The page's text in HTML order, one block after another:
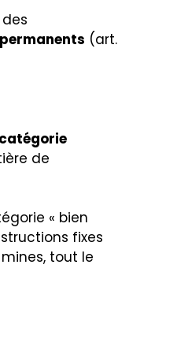
(art.
catégorie
de
« bien
fixes
tout le